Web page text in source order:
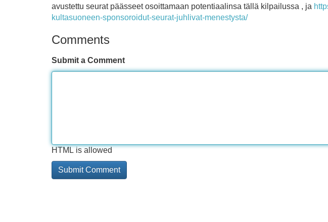
avustettu seurat päässeet osoittamaan potentiaalinsa tällä kilpailussa , ja
kultasuoneen-sponsoroidut-seurat-juhlivat-menestysta/
Comments
Submit a Comment
HTML is allowed